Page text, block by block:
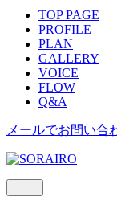
TOP PAGE
PROFILE
PLAN
GALLERY
VOICE
FLOW
Q&A
メールでお問い合